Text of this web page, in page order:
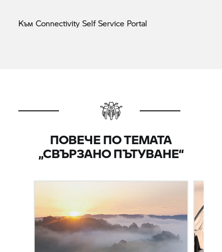
Към Connectivity Self Service Portal
ПОВЕЧЕ ПО ТЕМАТА
„СВЪРЗАНО ПЪТУВАНЕ“